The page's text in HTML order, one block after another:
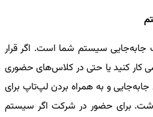
جابه‌جایی سیستم شما است. اگر قرار
کار کنید یا حتی در کلاس‌های حضوری
جابه‌جایی و به همراه بردن لپ‌تاپ برای
برای حضور در شرکت اگر سیستم